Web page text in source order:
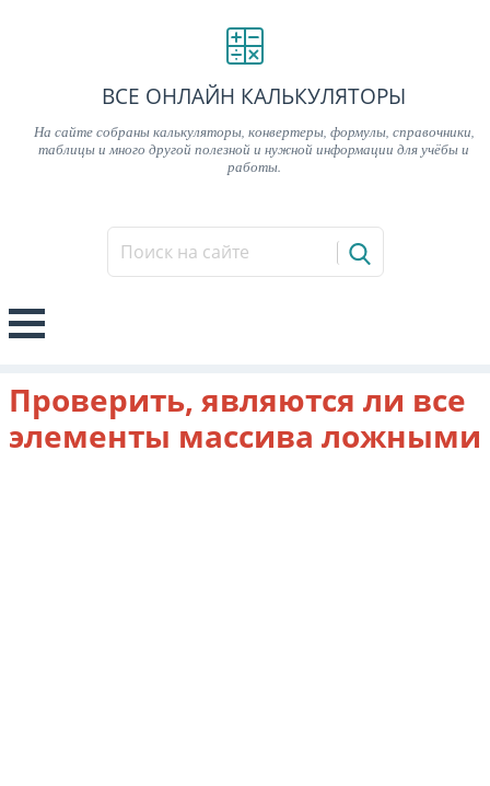
ВСЕ ОНЛАЙН КАЛЬКУЛЯТОРЫ
На сайте собраны калькуляторы, конвертеры, формулы, справочники,
таблицы и много другой полезной и нужной информации для учёбы и
работы.
Проверить, являются ли все
элементы массива ложными